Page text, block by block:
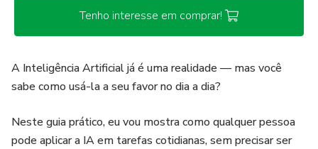
Tenho interesse em comprar!
A Inteligência Artificial já é uma realidade — mas você
sabe como usá-la a seu favor no dia a dia?
Neste guia prático, eu vou mostra como qualquer pessoa
pode aplicar a IA em tarefas cotidianas, sem precisar ser